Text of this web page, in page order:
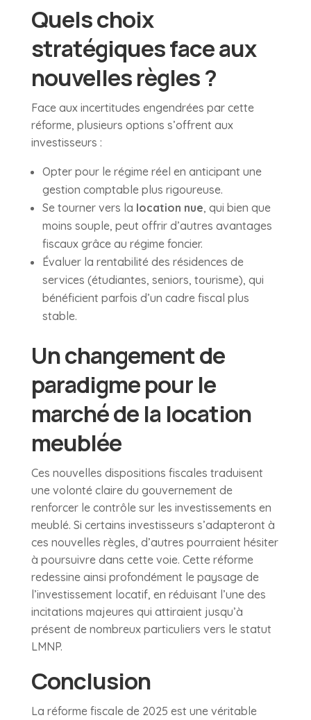
Quels choix
stratégiques face aux
nouvelles règles ?
Face aux incertitudes engendrées par cette
réforme, plusieurs options s’offrent aux
investisseurs :
Opter pour le régime réel en anticipant une
gestion comptable plus rigoureuse.
Se tourner vers la location nue, qui bien que
moins souple, peut offrir d’autres avantages
fiscaux grâce au régime foncier.
Évaluer la rentabilité des résidences de
services (étudiantes, seniors, tourisme), qui
bénéficient parfois d’un cadre fiscal plus
stable.
Un changement de
paradigme pour le
marché de la location
meublée
Ces nouvelles dispositions fiscales traduisent
une volonté claire du gouvernement de
renforcer le contrôle sur les investissements en
meublé. Si certains investisseurs s’adapteront à
ces nouvelles règles, d’autres pourraient hésiter
à poursuivre dans cette voie. Cette réforme
redessine ainsi profondément le paysage de
l’investissement locatif, en réduisant l’une des
incitations majeures qui attiraient jusqu’à
présent de nombreux particuliers vers le statut
LMNP.
Conclusion
La réforme fiscale de 2025 est une véritable